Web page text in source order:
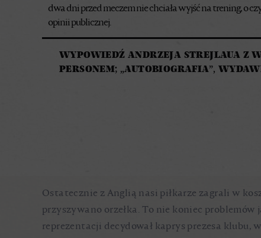
dwa dni przed meczem nie chciała wyjść na trening, o
opinii publicznej.
WYPOWIEDŹ ANDRZEJA STREJLAUA Z
PERSONEM; „AUTOBIOGRAFIA”,
Ostatecznie z Anglią nasi piłkarze zagrali w
przyszywano orzełka. To nie koniec
reprezentacji decydował kaprys prezesa klubu,